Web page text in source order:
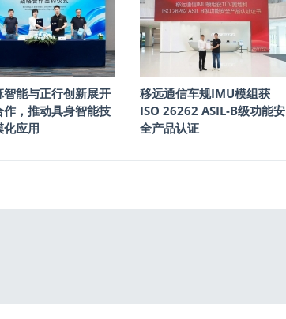
智能与正行创新展开
作，推动具身智能技
化应用
移远通信车规IMU模组获
ISO 26262 ASIL-B级功能安
全产品认证